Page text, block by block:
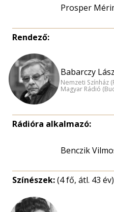
Prosper
Rendező:
Babarczy
Nemzeti Színház
Magyar Rádió
Rádióra alkalmazó:
Benczik
Színészek:(4 fő, átl. 43 év)